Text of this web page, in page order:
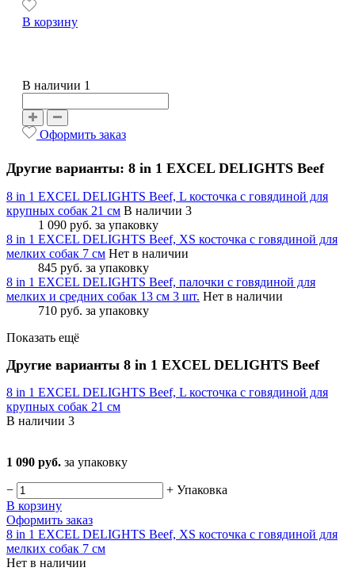
В корзину
В наличии 1
Оформить заказ
Другие варианты: 8 in 1 EXCEL DELIGHTS Beef
8 in 1 EXCEL DELIGHTS Beef, L косточка с говядиной для
крупных собак 21 см В наличии 3
1 090 руб. за упаковку
8 in 1 EXCEL DELIGHTS Beef, ХS косточка с говядиной для
мелких собак 7 см Нет в наличии
845 руб. за упаковку
8 in 1 EXCEL DELIGHTS Beef, палочки с говядиной для
мелких и средних собак 13 см 3 шт. Нет в наличии
710 руб. за упаковку
Показать ещё
Другие варианты 8 in 1 EXCEL DELIGHTS Beef
8 in 1 EXCEL DELIGHTS Beef, L косточка с говядиной для
крупных собак 21 см
В наличии 3
1 090 руб. за упаковку
− + Упаковка
В корзину
Оформить заказ
8 in 1 EXCEL DELIGHTS Beef, ХS косточка с говядиной для
мелких собак 7 см
Нет в наличии